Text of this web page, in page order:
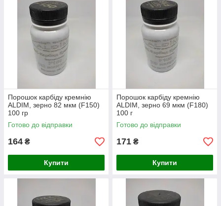
Порошок карбіду кремнію
ALDIM, зерно 82 мкм (F150)
100 гр
Готово до відправки
164 ₴
Купити
Порошок карбіду кремнію
ALDIM, зерно 69 мкм (F180)
100 г
Готово до відправки
171 ₴
Купити